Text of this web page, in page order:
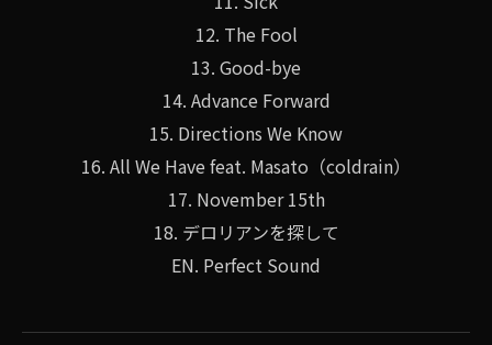
12. The Fool
13. Good-bye
14. Advance Forward
15. Directions We Know
16. All We Have feat. Masato（coldrain）
17. November 15th
18. デロリアンを探して
EN. Perfect Sound